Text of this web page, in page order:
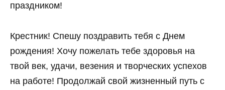
праздником!
Крестник! Спешу поздравить тебя с Днем
рождения! Хочу пожелать тебе здоровья на
твой век, удачи, везения и творческих успехов
на работе! Продолжай свой жизненный путь с